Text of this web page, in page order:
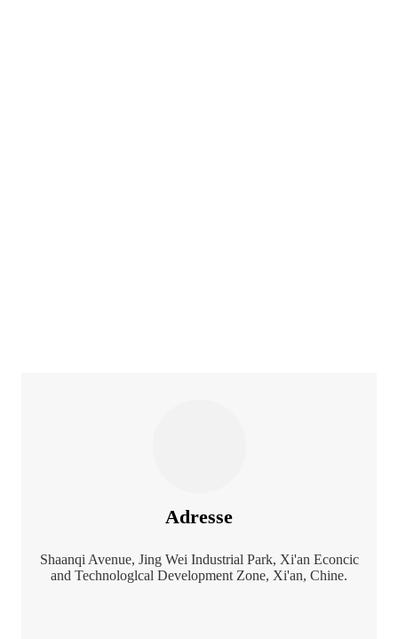
Adresse
Shaanqi Avenue, Jing Wei Industrial Park, Xi'an Econcic
and Technologlcal Development Zone, Xi'an, Chine.